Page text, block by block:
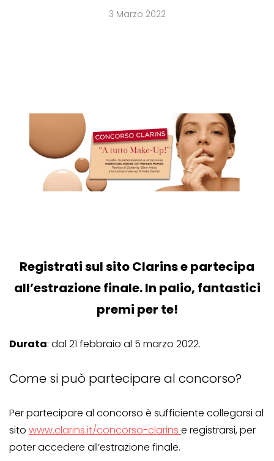
3 Marzo 2022
Registrati sul sito Clarins e partecipa
all’estrazione finale. In palio, fantastici
premi per te!
Durata: dal 21 febbraio al 5 marzo 2022.
Come si può partecipare al concorso?
Per partecipare al concorso è sufficiente collegarsi al
sito www.clarins.it/concorso-clarins e registrarsi, per
poter accedere all’estrazione finale.